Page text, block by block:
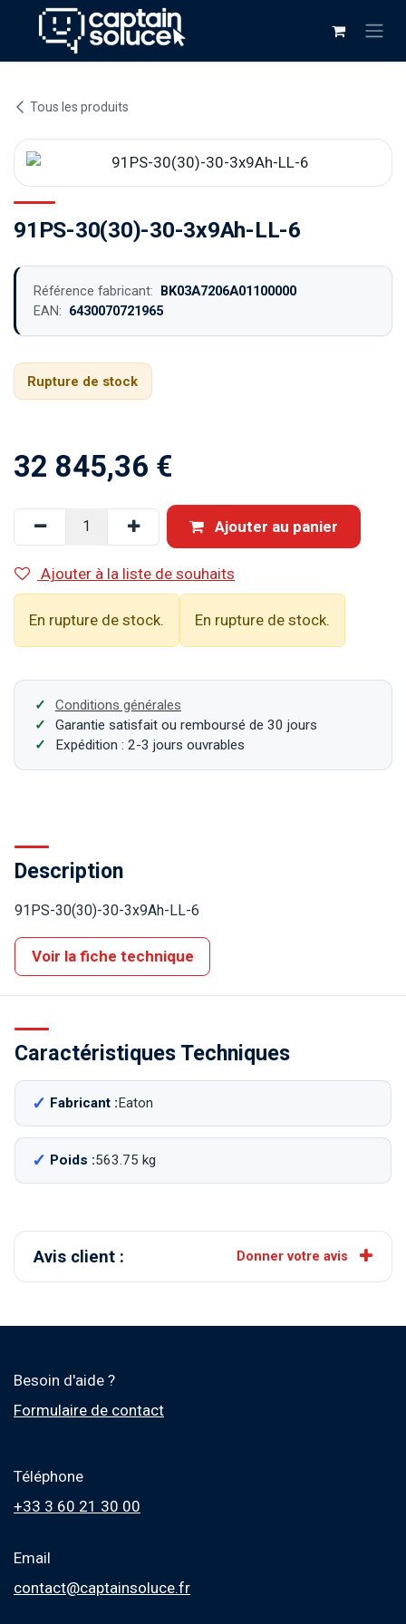
Se rendre au contenu
Tous les produits
91PS-30(30)-30-3x9Ah-LL-6
Référence fabricant: BK03A7206A01100000
EAN: 6430070721965
Rupture de stock
32 845,36 €
Ajouter au panier
Ajouter à la liste de souhaits
En rupture de stock. En rupture de stock.
Conditions générales
Garantie satisfait ou remboursé de 30 jours
Expédition : 2-3 jours ouvrables
Description
91PS-30(30)-30-3x9Ah-LL-6
Voir la fiche technique
Caractéristiques Techniques
Fabricant : Eaton
Poids :563.75 kg
Avis client : Donner votre avis
Besoin d'aide ?
Formulaire de contact
Téléphone
+33 3 60 21 30 00
Email
contact@captainsoluce.fr